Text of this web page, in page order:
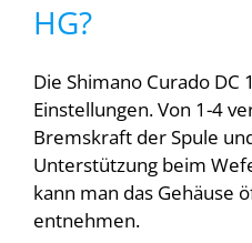
HG?
Die Shimano Curado
Einstellungen. Von 1-4
Bremskraft der Spule
Unterstützung beim
kann man das Gehäuse
entnehmen.